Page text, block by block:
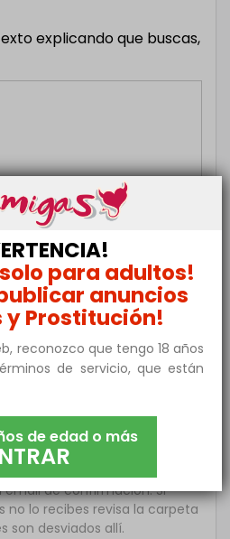
explicando que buscas,
Términos y condiciones
Privacidady elAviso Legal.
todos los campos y
de confirmación. Si
no lo recibes revisa la carpeta
son desviados allí.
solo para adultos!
publicar anuncios
y Prostitución!
reconozco que tengo 18 años
de servicio, que están
de edad o más